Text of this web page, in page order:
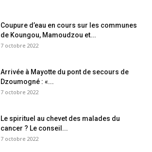
Coupure d’eau en cours sur les communes
de Koungou, Mamoudzou et...
7 octobre 2022
Arrivée à Mayotte du pont de secours de
Dzoumogné : «...
7 octobre 2022
Le spirituel au chevet des malades du
cancer ? Le conseil...
7 octobre 2022